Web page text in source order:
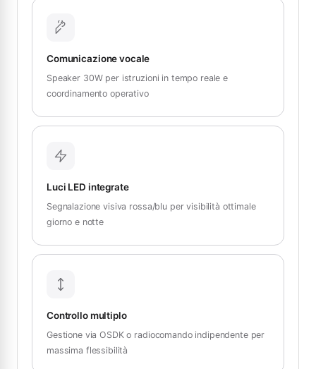
Comunicazione vocale
Speaker 30W per istruzioni in tempo reale e
coordinamento operativo
Luci LED integrate
Segnalazione visiva rossa/blu per visibilità ottimale
giorno e notte
Controllo multiplo
Gestione via OSDK o radiocomando indipendente per
massima flessibilità